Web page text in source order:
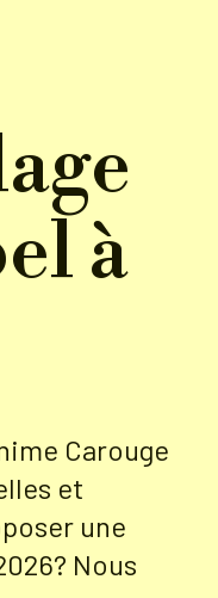
à
Carouge
et
une
Nous